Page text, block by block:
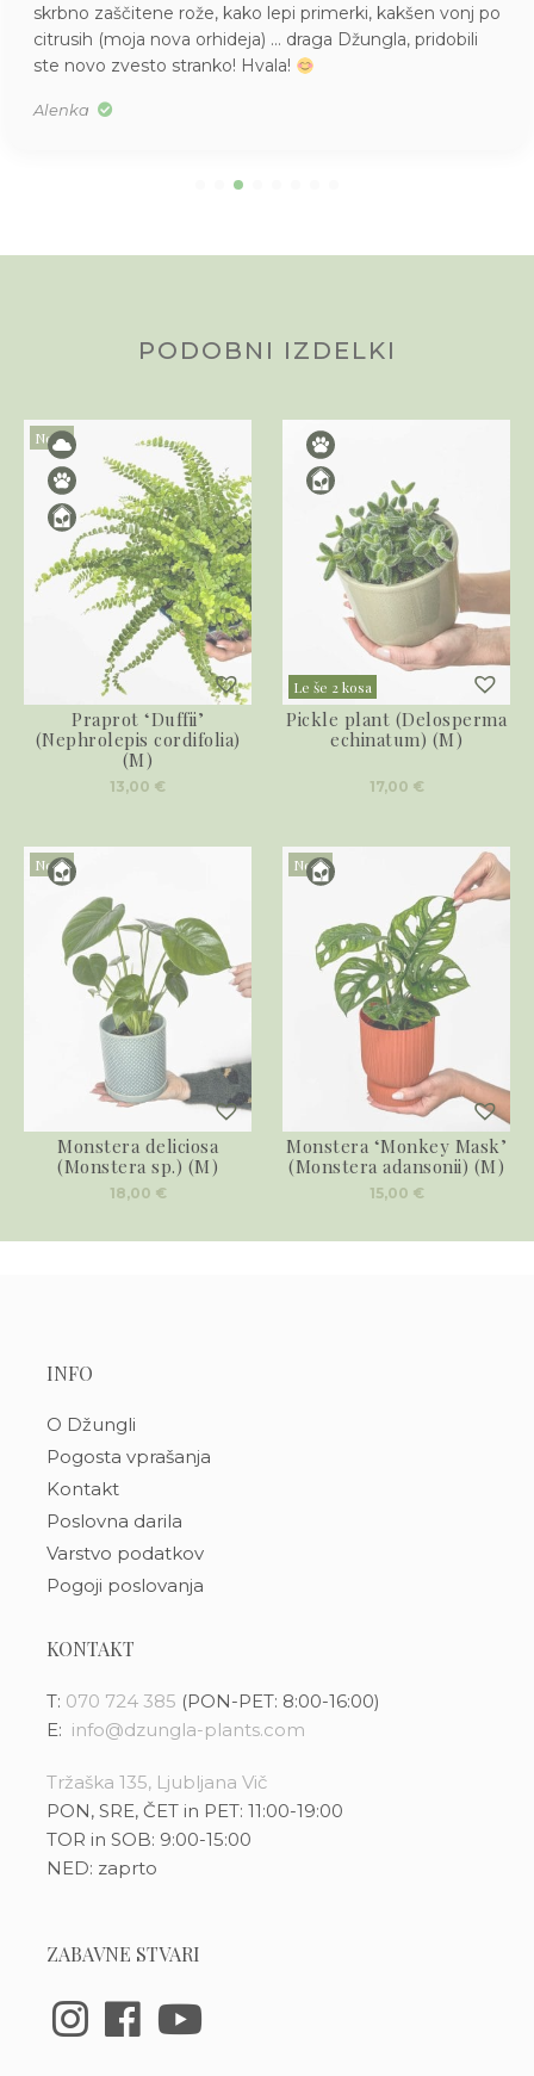
skrbno zaščitene rože, kako lepi primerki, kakšen vonj po
citrusih (moja nova orhideja) … draga Džungla, pridobili
ste novo zvesto stranko! Hvala!
Alenka
PODOBNI IZDELKI
Novo
Praprot ‘Duffii’
(Nephrolepis cordifolia)
(M)
13,00 €
Le še 2 kosa
Pickle plant (Delosperma
echinatum) (M)
17,00 €
Novo
Monstera deliciosa
(Monstera sp.) (M)
18,00 €
Novo
Monstera ‘Monkey Mask’
(Monstera adansonii) (M)
15,00 €
INFO
O Džungli
Pogosta vprašanja
Kontakt
Poslovna darila
Varstvo podatkov
Pogoji poslovanja
KONTAKT
T: 070 724 385 (PON-PET: 8:00-16:00)
E: info@dzungla-plants.com
Tržaška 135, Ljubljana Vič
PON, SRE, ČET in PET: 11:00-19:00
TOR in SOB: 9:00-15:00
NED: zaprto
ZABAVNE STVARI